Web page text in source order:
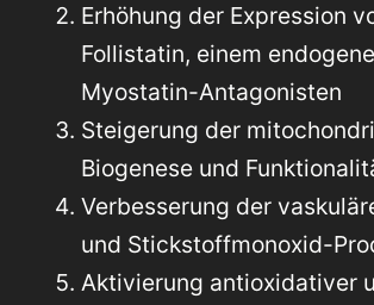
Erhöhung der Expression
Follistatin, einem
Myostatin-Antagonisten
Steigerung der
Biogenese und
Verbesserung der
und Stickstoffmonoxid-
Aktivierung antioxidativer